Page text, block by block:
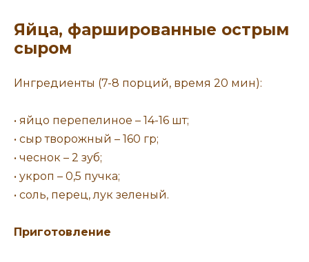
Яйца, фаршированные острым
сыром
Ингредиенты (7-8 порций, время 20 мин):
• яйцо перепелиное – 14-16 шт;
• сыр творожный – 160 гр;
• чеснок – 2 зуб;
• укроп – 0,5 пучка;
• соль, перец, лук зеленый.
Приготовление